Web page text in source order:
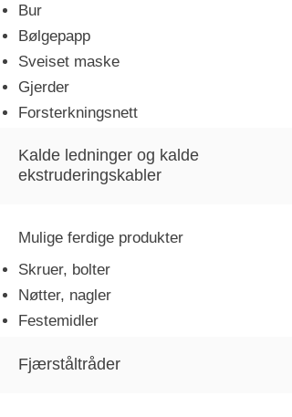
Bur
Bølgepapp
Sveiset maske
Gjerder
Forsterkningsnett
Kalde ledninger og kalde
ekstruderingskabler
Mulige ferdige produkter
Skruer, bolter
Nøtter, nagler
Festemidler
Fjærståltråder